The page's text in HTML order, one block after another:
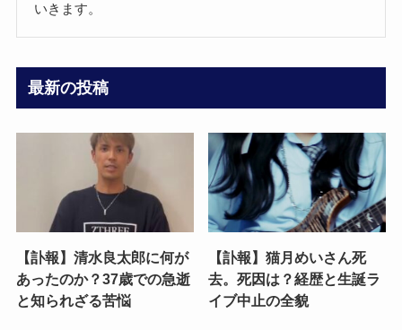
いきます。
最新の投稿
【訃報】清水良太郎に何が
あったのか？37歳での急逝
と知られざる苦悩
【訃報】猫月めいさん死
去。死因は？経歴と生誕ラ
イブ中止の全貌